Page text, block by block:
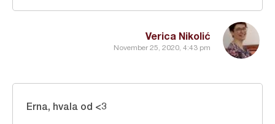
Verica Nikolić
November 25, 2020, 4:43 pm
Erna, hvala od <3